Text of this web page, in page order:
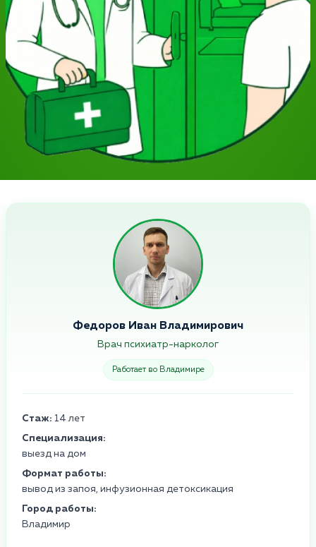
Федоров Иван Владимирович
Врач психиатр-нарколог
Работает во Владимире
Стаж: 14 лет
Специализация:
выезд на дом
Формат работы:
вывод из запоя, инфузионная детоксикация
Город работы:
Владимир